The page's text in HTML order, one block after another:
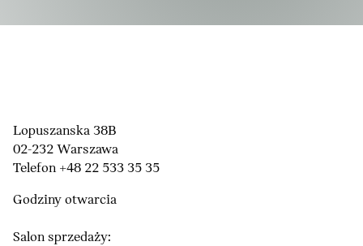
Lopuszanska 38B
02-232 Warszawa
Telefon +48 22 533 35 35
Godziny otwarcia
Salon sprzedaży: